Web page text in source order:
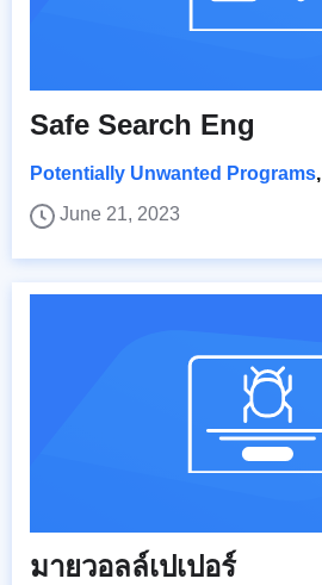
Safe Search Eng
Potentially Unwanted Programs,
June 21, 2023
มายวอลล์เปเปอร์